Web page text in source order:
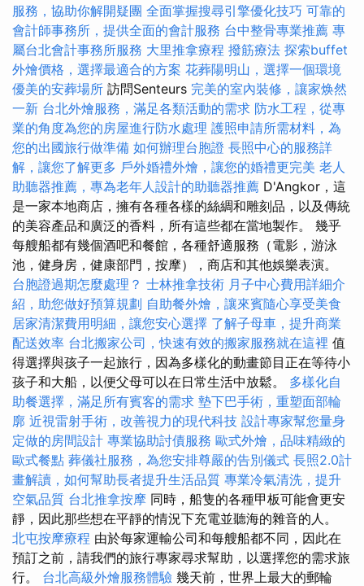
服務，協助你解開疑團 全面掌握搜尋引擎優化技巧 可靠的
會計師事務所，提供全面的會計服務 台中整骨專業推薦 專
屬台北會計事務所服務 大里推拿療程 撥筋療法 探索buffet
外燴價格，選擇最適合的方案 花葬陽明山，選擇一個環境
優美的安葬場所 訪問Senteurs 完美的室內裝修，讓家焕然
一新 台北外燴服務，滿足各類活動的需求 防水工程，從專
業的角度為您的房屋進行防水處理 護照申請所需材料，為
您的出國旅行做準備 如何辦理台胞證 長照中心的服務詳
解，讓您了解更多 戶外婚禮外燴，讓您的婚禮更完美 老人
助聽器推薦，專為老年人設計的助聽器推薦 D'Angkor，這
是一家本地商店，擁有各種各樣的絲綢和雕刻品，以及傳統
的美容產品和廣泛的香料，所有這些都在當地製作。 幾乎
每艘船都有幾個酒吧和餐館，各種舒適服務（電影，游泳
池，健身房，健康部門，按摩），商店和其他娛樂表演。
台胞證過期怎麼處理？ 士林推拿技術 月子中心費用詳細介
紹，助您做好預算規劃 自助餐外燴，讓來賓隨心享受美食
居家清潔費用明細，讓您安心選擇 了解子母車，提升商業
配送效率 台北搬家公司，快速有效的搬家服務就在這裡 值
得選擇與孩子一起旅行，因為多樣化的動畫節目正在等待小
孩子和大船，以便父母可以在日常生活中放鬆。 多樣化自
助餐選擇，滿足所有賓客的需求 墊下巴手術，重塑面部輪
廓 近視雷射手術，改善視力的現代科技 設計專家幫您量身
定做的房間設計 專業協助討債服務 歐式外燴，品味精緻的
歐式餐點 葬儀社服務，為您安排尊嚴的告別儀式 長照2.0計
畫解讀，如何幫助長者提升生活品質 專業冷氣清洗，提升
空氣品質 台北推拿按摩 同時，船隻的各種甲板可能會更安
靜，因此那些想在平靜的情況下充電並聽海的雜音的人。
北屯按摩療程 由於每家運輸公司和每艘船都不同，因此在
預訂之前，請我們的旅行專家尋求幫助，以選擇您的需求旅
行。 台北高級外燴服務體驗 幾天前，世界上最大的郵輪